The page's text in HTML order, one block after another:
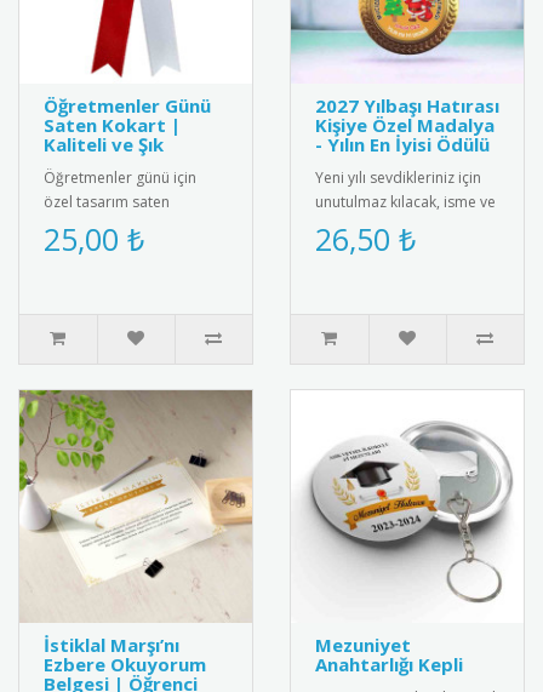
Öğretmenler Günü
Saten Kokart |
Kaliteli ve Şık
Öğretmenler günü için
özel tasarım saten
kokart."24 Kasım
Öğretmenler Günü" yazılı
25,00 ₺
2027 Yılbaşı Hatırası
Kişiye Özel Madalya
- Yılın En İyisi Ödülü
Yeni yılı sevdikleriniz için
unutulmaz kılacak, isme ve
aileye özel olarak
tasarlanan "2025 Yılbaşı ..
26,50 ₺
İstiklal Marşı’nı
Ezbere Okuyorum
Belgesi | Öğrenci
Mezuniyet
Anahtarlığı Kepli